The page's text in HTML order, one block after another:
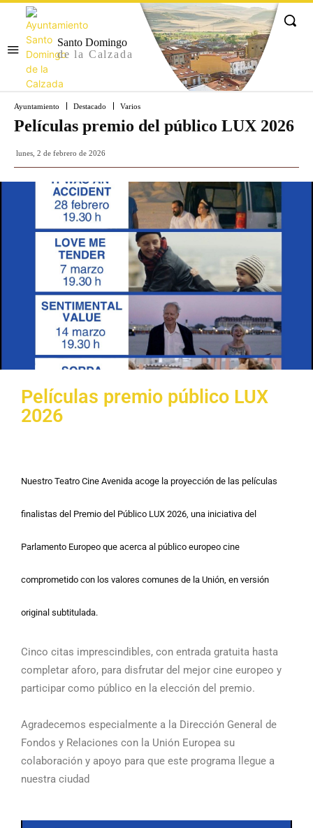
Santo Domingo
de la Calzada
Ayuntamiento Destacado Varios
Películas premio del público LUX 2026
lunes, 2 de febrero de 2026
Películas premio público LUX
2026
Nuestro Teatro Cine Avenida acoge la proyección de las películas
finalistas del Premio del Público LUX 2026, una iniciativa del
Parlamento Europeo que acerca al público europeo cine
comprometido con los valores comunes de la Unión, en versión
original subtitulada.
Cinco citas imprescindibles, con entrada gratuita hasta
completar aforo, para disfrutar del mejor cine europeo y
participar como público en la elección del premio.
Agradecemos especialmente a la Dirección General de
Fondos y Relaciones con la Unión Europea su
colaboración y apoyo para que este programa llegue a
nuestra ciudad